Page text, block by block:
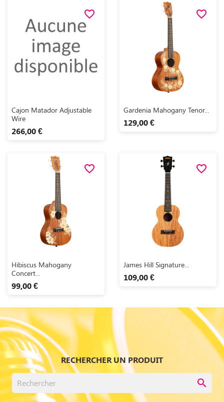
Aperçu rapide
Cajon Matador Adjustable
Wire
266,00 €
favorite_border
 Aperçu rapide
Gardenia Mahogany Tenor...
129,00 €
favorite_border
 Aperçu rapide
Hibiscus Mahogany
Concert...
99,00 €
favorite_border
Aperçu rapide
James Hill Signature...
109,00 €
favorite_border
RECHERCHER UN PRODUIT
search